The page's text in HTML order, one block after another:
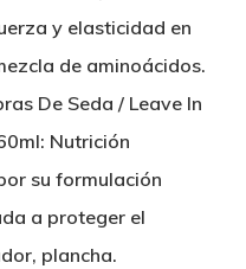
y elasticidad en
de aminoácidos.
De Seda / Leave In
Nutrición
su formulación
a proteger el
plancha.